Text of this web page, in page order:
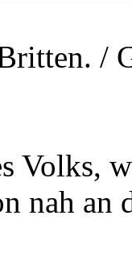
/
Volks,
nah